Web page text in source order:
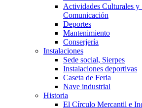
Actividades Culturales y
Comunicación
Deportes
Mantenimiento
Conserjería
Instalaciones
Sede social, Sierpes
Instalaciones deportivas
Caseta de Feria
Nave industrial
Historia
El Círculo Mercantil e